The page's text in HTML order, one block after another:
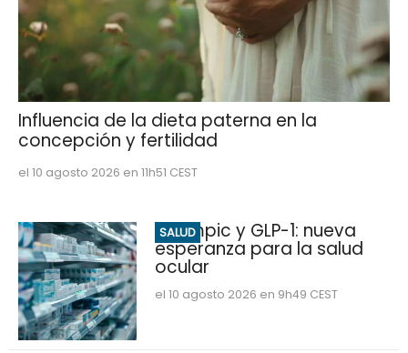
Influencia de la dieta paterna en la
concepción y fertilidad
el 10 agosto 2026 en 11h51 CEST
SALUD
Ozempic y GLP-1: nueva
esperanza para la salud
ocular
el 10 agosto 2026 en 9h49 CEST